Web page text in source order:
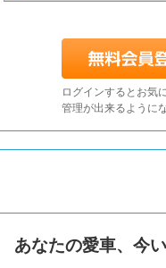
ログインするとお気
管理が出来るように
あなたの愛車、今